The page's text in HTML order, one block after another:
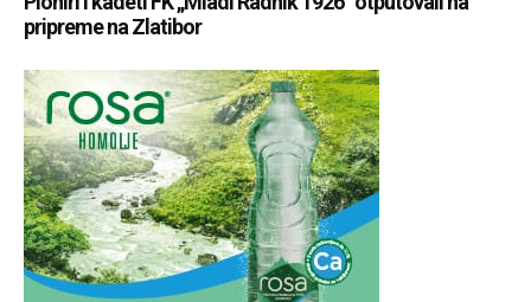
pripreme na Zlatibor